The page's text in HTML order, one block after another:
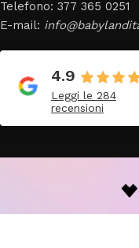
Telefono: 377 365 0251
E-mail:
4.9
Leggi le 284
recensioni